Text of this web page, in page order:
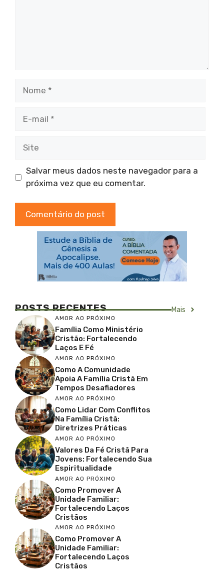
Salvar meus dados neste navegador para a
próxima vez que eu comentar.
POSTS RECENTES Mais
AMOR AO PRÓXIMO
Família Como Ministério
Cristão: Fortalecendo
Laços E Fé
AMOR AO PRÓXIMO
Como A Comunidade
Apoia A Família Cristã Em
Tempos Desafiadores
AMOR AO PRÓXIMO
Como Lidar Com Conflitos
Na Família Cristã:
Diretrizes Práticas
AMOR AO PRÓXIMO
Valores Da Fé Cristã Para
Jovens: Fortalecendo Sua
Espiritualidade
AMOR AO PRÓXIMO
Como Promover A
Unidade Familiar:
Fortalecendo Laços
Cristãos
AMOR AO PRÓXIMO
Como Promover A
Unidade Familiar:
Fortalecendo Laços
Cristãos